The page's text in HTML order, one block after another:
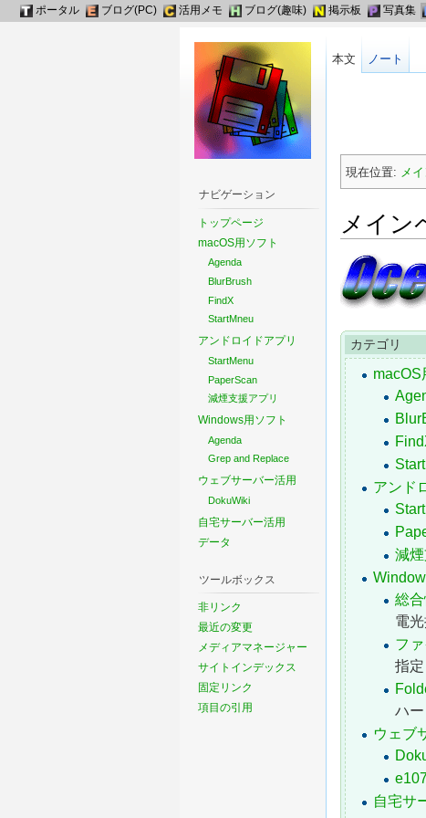
現在位置: メ
メイン
カテゴリ
macOS
アンド
減
総
電
フ
指
ハ
ウェブ
自宅サ
本文 ノート
ナビゲーション
トップページ
macOS用ソフト
Agenda
BlurBrush
FindX
StartMneu
アンドロイドアプリ
StartMenu
PaperScan
減煙支援アプリ
Windows用ソフト
Agenda
Grep and Replace
ウェブサーバー活用
DokuWiki
自宅サーバー活用
データ
ツールボックス
非リンク
最近の変更
メディアマネージャー
サイトインデックス
固定リンク
項目の引用
ポータル ブログ(PC) 活用メモ ブログ(趣味) 掲示板 写真集